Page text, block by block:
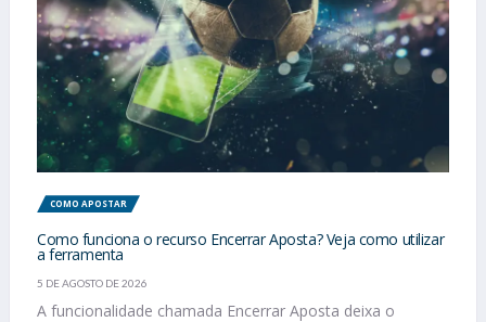
COMO APOSTAR
Como funciona o recurso Encerrar Aposta? Veja como utilizar
a ferramenta
5 DE AGOSTO DE 2026
A funcionalidade chamada Encerrar Aposta deixa o